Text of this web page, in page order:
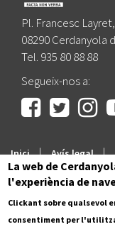
Pl. Francesc
08290 Cerdanyola
Tel. 935 80 88 88
Segueix-nos a:
Inici | Avís legal |
Accessibilitat
La web de
l'experiència de
Clickant sobre qualsevol
consentiment per